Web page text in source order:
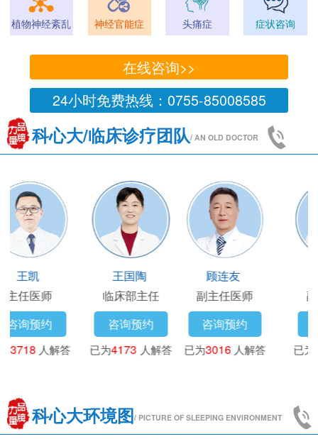
植物神经紊乱 神经官能症 头痛症 症状咨询
在线咨询>>
24小时免费热线：0755-85008585
科心大/临床诊疗团队/ AN OLD DOCTOR
主任医师
咨询预约
已为 3718人解答
王国陶
临床部主任
咨询预约
已为 4173人解答
顾连友
副主任医师
咨询预约
已为 3016人解答
科心大环境图/ PICTURE OF SLEEPING ENVIRONMENT